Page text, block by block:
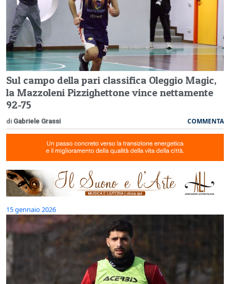
Sul campo della pari classifica Oleggio Magic,
la Mazzoleni Pizzighettone vince nettamente
92-75
di Gabriele Grassi COMMENTA
15 gennaio 2026